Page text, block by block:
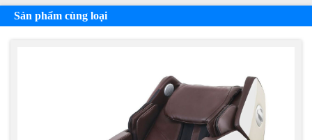
Sản phẩm cùng loại